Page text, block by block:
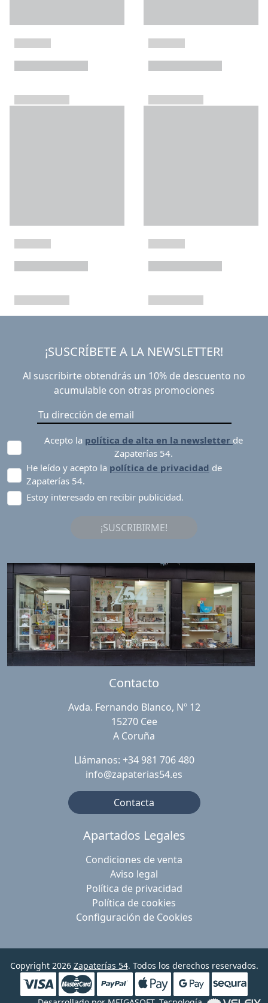
¡SUSCRÍBETE A LA NEWSLETTER!
Al suscribirte obtendrás un 10% de descuento no
acumulable con otras promociones
Acepto la política de alta en la newsletter de
Zapaterías 54.
He leído y acepto la política de privacidad de
Zapaterías 54.
Estoy interesado en recibir publicidad.
¡SUSCRIBIRME!
Contacto
Avda. Fernando Blanco, Nº 12
15270 Cee
A Coruña
Llámanos: +34 981 706 480
info@zapaterias54.es
Contacta
Apartados Legales
Condiciones de venta
Aviso legal
Política de privacidad
Política de cookies
Configuración de Cookies
Copyright 2026 Zapaterías 54. Todos los derechos reservados.